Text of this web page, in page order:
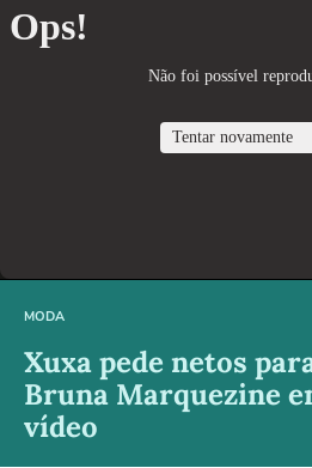
MODA
Xuxa pede netos
Bruna Marquezine
vídeo